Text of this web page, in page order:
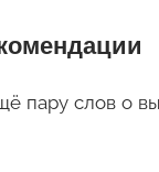
пару слов о